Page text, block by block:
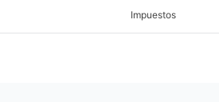
Impuestos